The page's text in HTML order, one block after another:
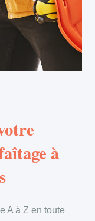
à
A à Z en toute